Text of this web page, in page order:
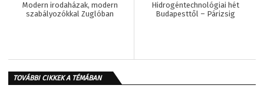
Modern irodaházak, modern
szabályozókkal Zuglóban
Hidrogéntechnológiai hét
Budapesttől – Párizsig
TOVÁBBI CIKKEK A TÉMÁBAN